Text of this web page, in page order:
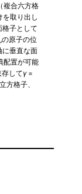
複合六方格
取り出し
子として
原子の位
に垂直な面
配置が可能
してγ=
方格子、